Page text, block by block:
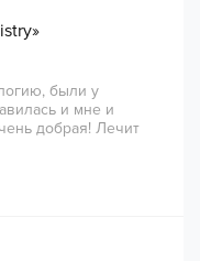
были у
и мне и
добрая! Лечит